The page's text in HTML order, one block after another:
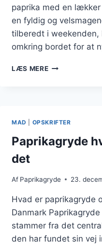
paprika med en
en fyldig og
tilberedt i weekenden,
omkring bordet for at
LÆS MEREPAPRIKAGRYDE
MAD OPSKRIFTER
Paprikagryde
det
Af Paprikagryde 23.
Hvad er paprikagryde
Danmark
stammer fra det
den har fundet sin vej